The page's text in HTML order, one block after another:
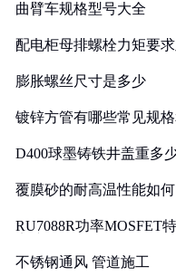
曲臂车规格型号大全
配电柜母排螺栓力矩要
膨胀螺丝尺寸是多少
镀锌方管有哪些常见规
D400球墨铸铁井盖重多
覆膜砂的耐高温性能如何
RU7088R功率MOSFET
不锈钢通风 管道施工